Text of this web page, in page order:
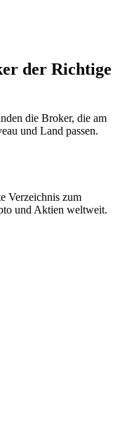
der Richtige
die Broker, die am
und Land passen.
Verzeichnis zum
und Aktien weltweit.